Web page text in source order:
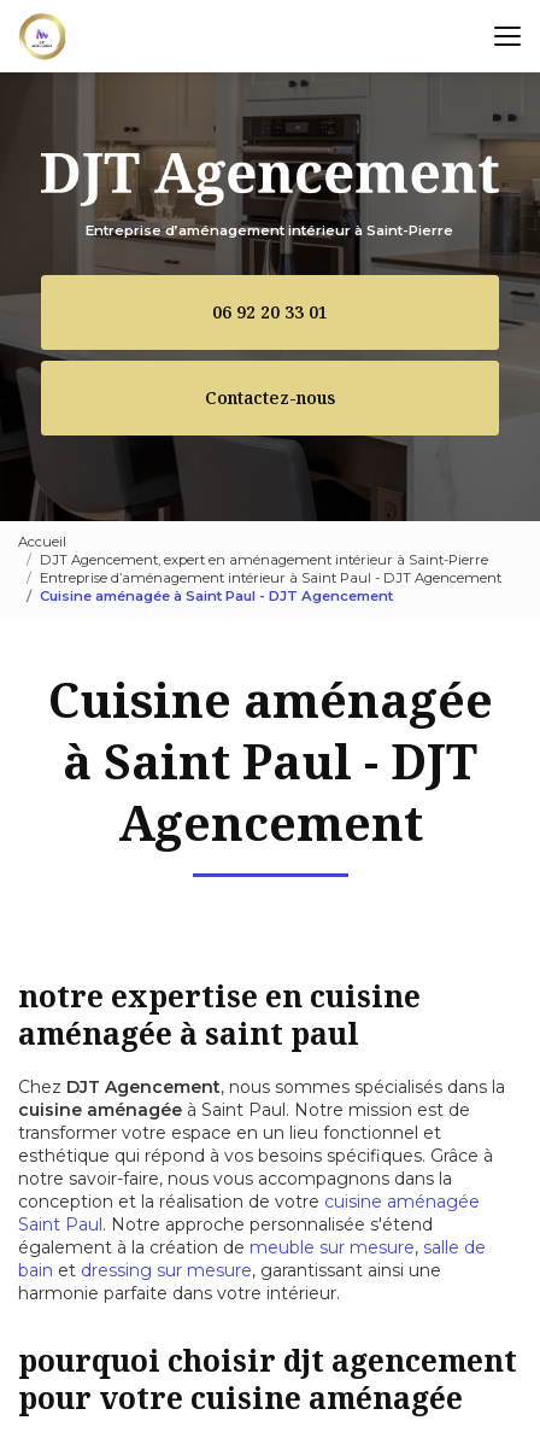
Aller
au
contenu
principal
Entreprise d’aménagement intérieur à Saint-Pierre
06 92 20 33 01
Contactez-nous
Accueil
DJT Agencement, expert en aménagement intérieur à Saint-Pierre
Entreprise d’aménagement intérieur à Saint Paul - DJT Agencement
Cuisine aménagée à Saint Paul - DJT Agencement
Cuisine aménagée
à Saint Paul - DJT
Agencement
notre expertise en cuisine
aménagée à saint paul
Chez DJT Agencement, nous sommes spécialisés dans la
cuisine aménagée à Saint Paul. Notre mission est de
transformer votre espace en un lieu fonctionnel et
esthétique qui répond à vos besoins spécifiques. Grâce à
notre savoir-faire, nous vous accompagnons dans la
conception et la réalisation de votre cuisine aménagée
Saint Paul. Notre approche personnalisée s'étend
également à la création de meuble sur mesure, salle de
bain et dressing sur mesure, garantissant ainsi une
harmonie parfaite dans votre intérieur.
pourquoi choisir djt agencement
pour votre cuisine aménagée